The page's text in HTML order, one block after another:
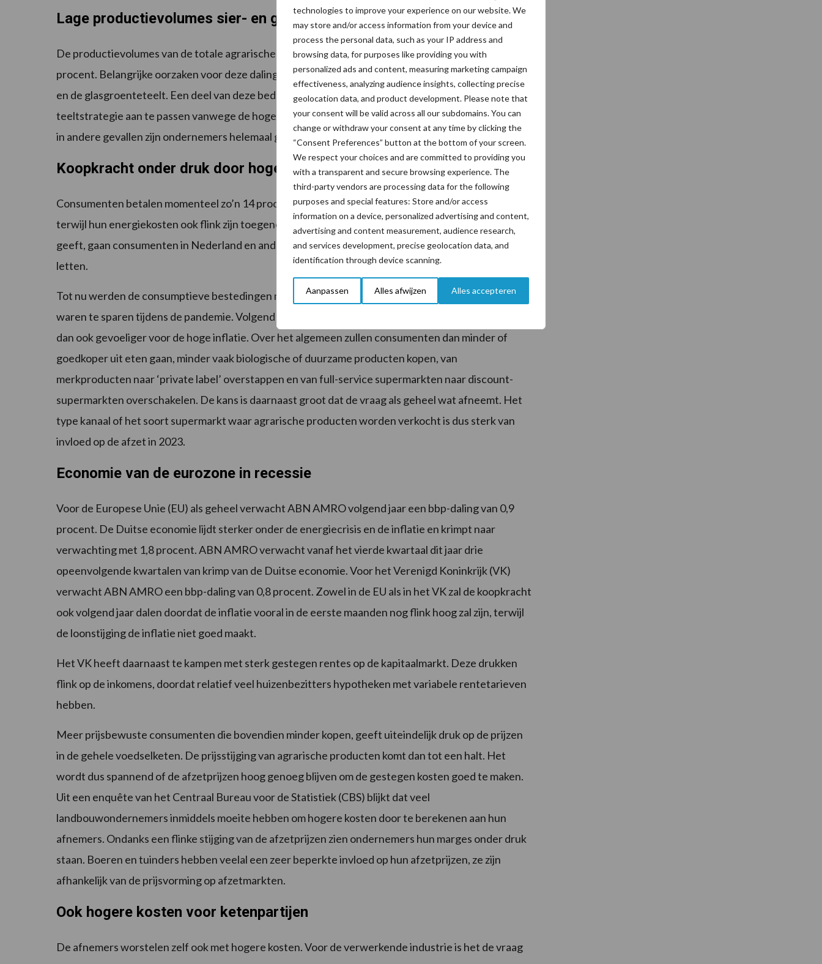
technologies to improve your experience on our website. We
may store and/or access information from your device and
process the personal data, such as your IP address and
browsing data, for purposes like providing you with
personalized ads and content, measuring marketing campaign
effectiveness, analyzing audience insights, collecting precise
geolocation data, and product development. Please note that
your consent will be valid across all our subdomains. You can
change or withdraw your consent at any time by clicking the
“Consent Preferences” button at the bottom of your screen.
We respect your choices and are committed to providing you
with a transparent and secure browsing experience. The
third-party vendors are processing data for the following
purposes and special features: Store and/or access
information on a device, personalized advertising and content,
advertising and content measurement, audience research,
and services development, precise geolocation data, and
identification through device scanning.
Aanpassen Alles afwijzen Alles accepteren
Lage productievolumes sier- en glasgroenteteelt
De productievolumes van de totale agrarische sector dalen dit jaar naar verwachting met twee
procent. Belangrijke oorzaken voor deze daling zijn de lagere productievolumes in de sierteeltsector
en de glasgroenteteelt. Een deel van deze bedrijven in deze twee subsectoren is genoodzaakt om de
teeltstrategie aan te passen vanwege de hogere energieprijzen. Kassen worden minder verlicht of
in andere gevallen zijn ondernemers helemaal gestopt.
Koopkracht onder druk door hogere kosten en kleinere buffer
Consumenten betalen momenteel zo’n 14 procent meer voor voedsel ten opzichte van vorig jaar,
terwijl hun energiekosten ook flink zijn toegenomen. Hoewel overheidshulp wel wat verlichting
geeft, gaan consumenten in Nederland en andere belangrijke afzetlanden veel meer op de prijs
letten.
Tot nu werden de consumptieve bestedingen nog gestut omdat sommige consumenten in staat
waren te sparen tijdens de pandemie. Volgend jaar is deze buffer kleiner en worden de bestedingen
dan ook gevoeliger voor de hoge inflatie. Over het algemeen zullen consumenten dan minder of
goedkoper uit eten gaan, minder vaak biologische of duurzame producten kopen, van
merkproducten naar ‘private label’ overstappen en van full-service supermarkten naar discount-
supermarkten overschakelen. De kans is daarnaast groot dat de vraag als geheel wat afneemt. Het
type kanaal of het soort supermarkt waar agrarische producten worden verkocht is dus sterk van
invloed op de afzet in 2023.
Economie van de eurozone in recessie
Voor de Europese Unie (EU) als geheel verwacht ABN AMRO volgend jaar een bbp-daling van 0,9
procent. De Duitse economie lijdt sterker onder de energiecrisis en de inflatie en krimpt naar
verwachting met 1,8 procent. ABN AMRO verwacht vanaf het vierde kwartaal dit jaar drie
opeenvolgende kwartalen van krimp van de Duitse economie. Voor het Verenigd Koninkrijk (VK)
verwacht ABN AMRO een bbp-daling van 0,8 procent. Zowel in de EU als in het VK zal de koopkracht
ook volgend jaar dalen doordat de inflatie vooral in de eerste maanden nog flink hoog zal zijn, terwijl
de loonstijging de inflatie niet goed maakt.
Het VK heeft daarnaast te kampen met sterk gestegen rentes op de kapitaalmarkt. Deze drukken
flink op de inkomens, doordat relatief veel huizenbezitters hypotheken met variabele rentetarieven
hebben.
Meer prijsbewuste consumenten die bovendien minder kopen, geeft uiteindelijk druk op de prijzen
in de gehele voedselketen. De prijsstijging van agrarische producten komt dan tot een halt. Het
wordt dus spannend of de afzetprijzen hoog genoeg blijven om de gestegen kosten goed te maken.
Uit een enquête van het Centraal Bureau voor de Statistiek (CBS) blijkt dat veel
landbouwondernemers inmiddels moeite hebben om hogere kosten door te berekenen aan hun
afnemers. Ondanks een flinke stijging van de afzetprijzen zien ondernemers hun marges onder druk
staan. Boeren en tuinders hebben veelal een zeer beperkte invloed op hun afzetprijzen, ze zijn
afhankelijk van de prijsvorming op afzetmarkten.
Ook hogere kosten voor ketenpartijen
De afnemers worstelen zelf ook met hogere kosten. Voor de verwerkende industrie is het de vraag